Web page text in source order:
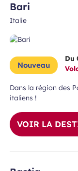
Bari
Italie
Nouveau
Du
Dans la région des
italiens !
VOIR LA